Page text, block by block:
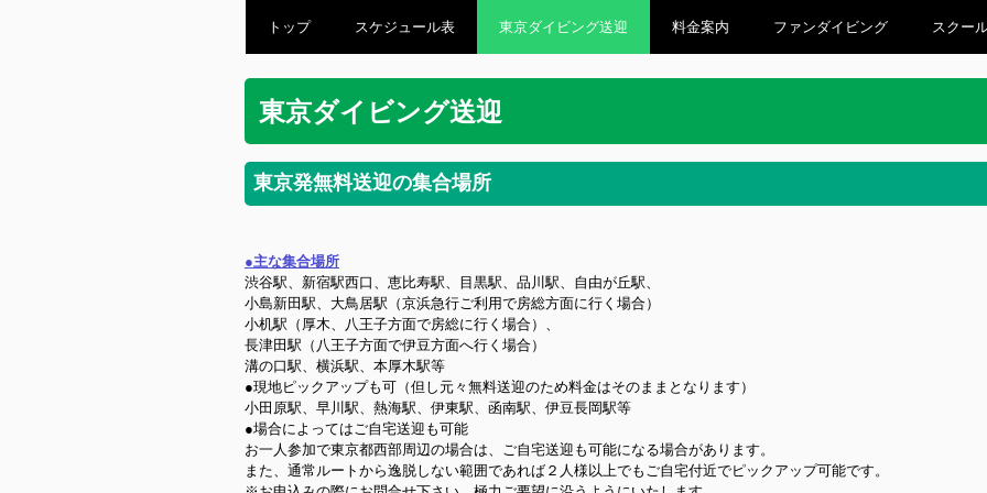
トップ スケジュール表 東京ダイビング送迎 料金案内 ファンダイビング スクー
東京ダイビング送迎
東京発無料送迎の集合場所
●主な集合場所
渋谷駅、新宿駅西口、恵比寿駅、目黒駅、品川駅、自由が丘駅、
小島新田駅、大鳥居駅（京浜急行ご利用で房総方面に行く場合）
小机駅（厚木、八王子方面で房総に行く場合）、
長津田駅（八王子方面で伊豆方面へ行く場合）
溝の口駅、横浜駅、本厚木駅等
●現地ピックアップも可（但し元々無料送迎のため料金はそのままとなります）
小田原駅、早川駅、熱海駅、伊東駅、函南駅、伊豆長岡駅等
●場合によってはご自宅送迎も可能
お一人参加で東京都西部周辺の場合は、ご自宅送迎も可能になる場合があります。
また、通常ルートから逸脱しない範囲であれば２人様以上でもご自宅付近でピックアップ可能です。